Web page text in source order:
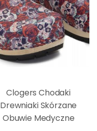
Clogers Chodaki
Drewniaki Skórzane
Obuwie Medyczne